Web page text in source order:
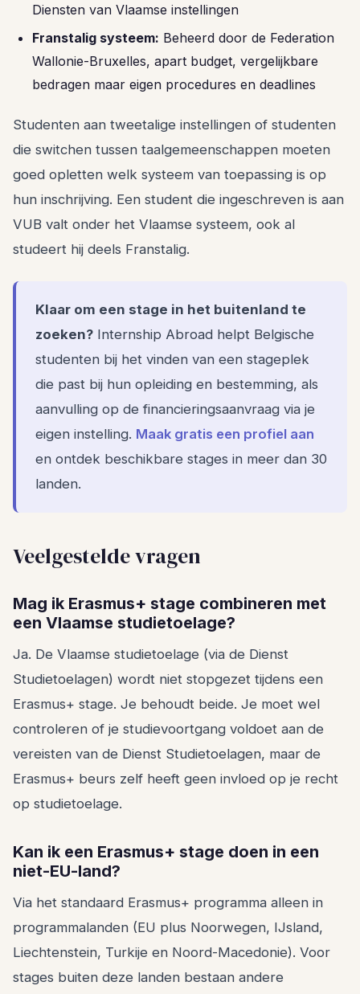
Diensten van Vlaamse instellingen
Franstalig systeem: Beheerd door de Federation
Wallonie-Bruxelles, apart budget, vergelijkbare
bedragen maar eigen procedures en deadlines
Studenten aan tweetalige instellingen of studenten
die switchen tussen taalgemeenschappen moeten
goed opletten welk systeem van toepassing is op
hun inschrijving. Een student die ingeschreven is aan
VUB valt onder het Vlaamse systeem, ook al
studeert hij deels Franstalig.
Klaar om een stage in het buitenland te
zoeken? Internship Abroad helpt Belgische
studenten bij het vinden van een stageplek
die past bij hun opleiding en bestemming, als
aanvulling op de financieringsaanvraag via je
eigen instelling. Maak gratis een profiel aan
en ontdek beschikbare stages in meer dan 30
landen.
Veelgestelde vragen
Mag ik Erasmus+ stage combineren met
een Vlaamse studietoelage?
Ja. De Vlaamse studietoelage (via de Dienst
Studietoelagen) wordt niet stopgezet tijdens een
Erasmus+ stage. Je behoudt beide. Je moet wel
controleren of je studievoortgang voldoet aan de
vereisten van de Dienst Studietoelagen, maar de
Erasmus+ beurs zelf heeft geen invloed op je recht
op studietoelage.
Kan ik een Erasmus+ stage doen in een
niet-EU-land?
Via het standaard Erasmus+ programma alleen in
programmalanden (EU plus Noorwegen, IJsland,
Liechtenstein, Turkije en Noord-Macedonie). Voor
stages buiten deze landen bestaan andere